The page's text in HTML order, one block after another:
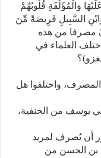
وَالْمُؤَلَّفَةِ قُلُوبُهُمْ
السَّبِيلِ فَرِيضَةً مِّنَ
60)، غير أنّ مصرفا من هذه
العلماء في
المصرف، واختلفوا هل
يوسف من الحنفية،
أن يُصرف لمريد
بن الحسن من